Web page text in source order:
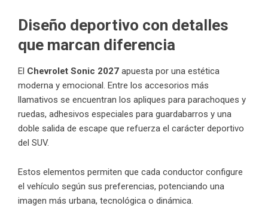
Diseño deportivo con detalles
que marcan diferencia
El Chevrolet Sonic 2027 apuesta por una estética
moderna y emocional. Entre los accesorios más
llamativos se encuentran los apliques para parachoques y
ruedas, adhesivos especiales para guardabarros y una
doble salida de escape que refuerza el carácter deportivo
del SUV.
Estos elementos permiten que cada conductor configure
el vehículo según sus preferencias, potenciando una
imagen más urbana, tecnológica o dinámica.